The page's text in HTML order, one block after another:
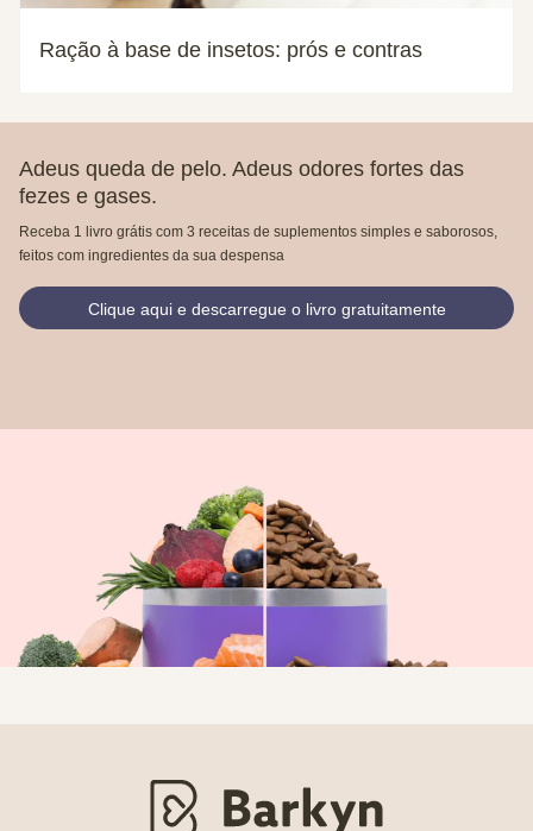
Ração à base de insetos: prós e contras
Adeus queda de pelo. Adeus odores fortes das
fezes e gases.
Receba 1 livro grátis com 3 receitas de suplementos simples e saborosos,
feitos com ingredientes da sua despensa
Clique aqui e descarregue o livro gratuitamente